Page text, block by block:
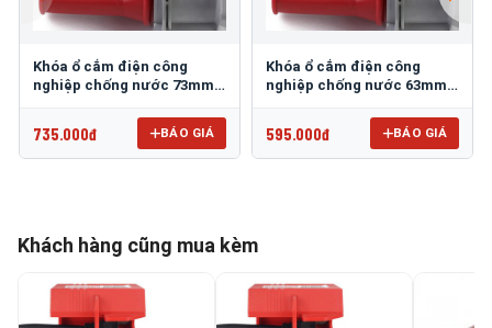
Khóa ổ cắm điện công
nghiệp chống nước 73mm
735.000đ BÁO GIÁ
Khóa ổ cắm điện công
nghiệp chống nước 63mm
595.000đ BÁO GIÁ
Khách hàng cũng mua kèm